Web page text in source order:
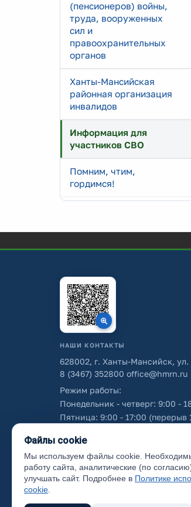
(пенсионеров) войны,
труда, вооруженных
сил и
правоохранительных
органов
Ханты-Мансийская
районная организация
инвалидов
Информация для
участников СВО
Помним, чтим,
гордимся!
НАШИ КОНТАКТЫ
628002, г. Ханты-Мансийск, ул.
8 (3467) 352800 office@hmrn.ru
Режим работы:
Понедельник - четверг: 9:00 -
Пятница: 9:00 - 17:00 (перерыв
Об использовании
Файлы cookie
Мы используем файлы cookie.
работу сайта, аналитические (по
улучшать сайт. Подробнее в Политике
cookie